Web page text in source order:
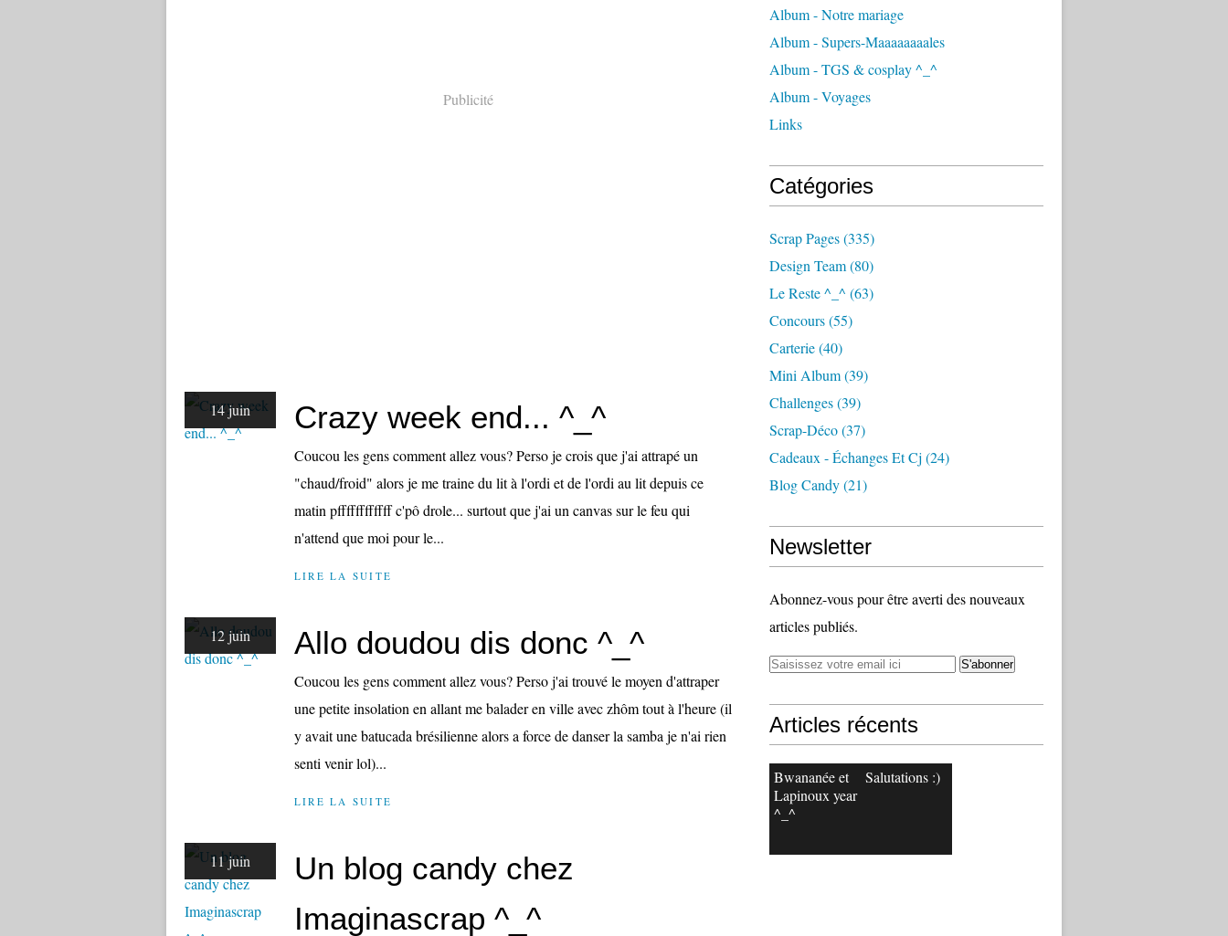
Publicité
14 juin Crazy week end... ^_^
Coucou les gens comment allez vous? Perso je crois que j'ai attrapé un
"chaud/froid" alors je me traine du lit à l'ordi et de l'ordi au lit depuis ce
matin pffffffffffff c'pô drole... surtout que j'ai un canvas sur le feu qui
n'attend que moi pour le...
LIRE LA SUITE
12 juin Allo doudou dis donc ^_^
Coucou les gens comment allez vous? Perso j'ai trouvé le moyen d'attraper
une petite insolation en allant me balader en ville avec zhôm tout à l'heure (il
y avait une batucada brésilienne alors a force de danser la samba je n'ai rien
senti venir lol)...
LIRE LA SUITE
11 juin
Un blog candy chez
Imaginascrap ^_^
Album - Notre mariage
Album - Supers-Maaaaaaaales
Album - TGS & cosplay ^_^
Album - Voyages
Links
Catégories
Scrap Pages(335)
Design Team(80)
Le Reste ^_^ (63)
Concours(55)
Carterie(40)
Mini Album(39)
Challenges(39)
Scrap-Déco(37)
Cadeaux - Échanges Et Cj (24)
Blog Candy(21)
Newsletter
Abonnez-vous pour être averti des nouveaux
articles publiés.
Articles récents
Bwananée et
Lapinoux year
^_^
Salutations :)